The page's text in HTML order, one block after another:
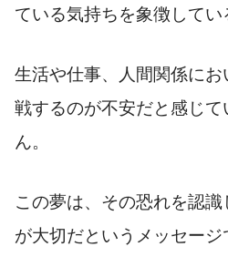
ている気持ちを象徴してい
生活や仕事、人間関係に
戦するのが不安だと感じ
ん。
この夢は、その恐れを認識
が大切だというメッセージ